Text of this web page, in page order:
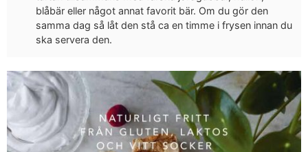
blåbär eller något annat favorit bär. Om du gör den
samma dag så låt den stå ca en timme i frysen innan du
ska servera den.